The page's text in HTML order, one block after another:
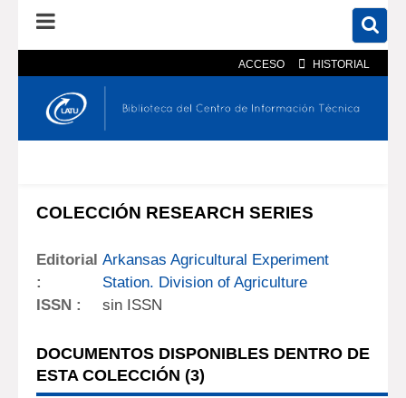
ACCESO HISTORIAL
En el catálogo En el sitio
COLECCIÓN RESEARCH SERIES
Editorial
:
Arkansas Agricultural Experiment
Station. Division of Agriculture
ISSN :
sin ISSN
DOCUMENTOS DISPONIBLES DENTRO DE
ESTA COLECCIÓN (3)